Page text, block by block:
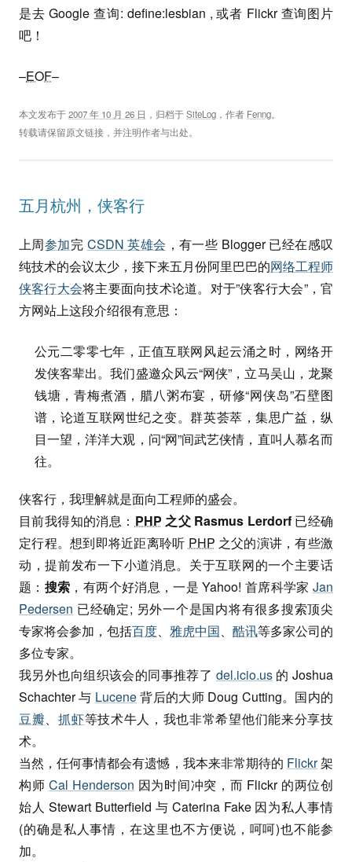
是去 Google 查询: define:lesbian , 或者 Flickr 查询图片
吧！
–EOF–
本文发布于2007 年 10 月 26 日 ，归档于SiteLog ，作者 Fenng。
转载请保留原文链接，并注明作者与出处。
五月杭州，侠客行
上周参加完 CSDN 英雄会 ，有一些 Blogger 已经在感叹
纯技术的会议太少，接下来五月份阿里巴巴的网络工程师
侠客行大会将主要面向技术论道。对于”侠客行大会”，官
方网站上这段介绍很有意思：
公元二零零七年，正值互联网风起云涌之时，网络开
发侠客辈出。我们盛邀众风云“网侠”，立马吴山，龙聚
钱塘，青梅煮酒，腊八粥布宴，研修“网侠岛”石壁图
谱，论道互联网世纪之变。群英荟萃，集思广益，纵
目一望，洋洋大观，问“网”间武艺侠情，直叫人慕名而
往。
侠客行，我理解就是面向工程师的盛会。
目前我得知的消息： PHP 之父 Rasmus Lerdorf已经确
定行程。想到即将近距离聆听 PHP 之父的演讲，有些激
动，提前发布一下小道消息。关于互联网的一个主要话
题： 搜索 ，有两个好消息，一是 Yahoo! 首席科学家Jan
Pedersen 已经确定; 另外一个是国内将有很多搜索顶尖
专家将会参加，包括百度、 雅虎中国、 酷讯等多家公司的
多位专家。
我另外也向组织该会的同事推荐了 del.icio.us的 Joshua
Schachter 与 Lucene背后的大师 Doug Cutting。国内的
豆瓣、抓虾等技术牛人，我也非常希望他们能来分享技
术。
当然，任何事情都会有遗憾，我本来非常期待的 Flickr架
构师Cal Henderson 因为时间冲突，而 Flickr 的两位创
始人 Stewart Butterfield 与 Caterina Fake 因为私人事情
(的确是私人事情，在这里也不方便说，呵呵)也不能参
加。